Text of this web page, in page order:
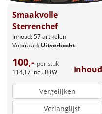
Smaakvolle
Sterrenchef
Inhoud: 57 artikelen
Voorraad: Uitverkocht
100,- per stuk
114,17 incl. BTW Inhoud
Vergelijken
Verlanglijst